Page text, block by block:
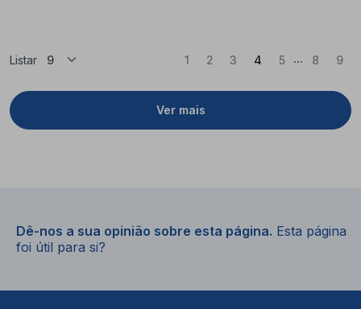
Listar
Ver mais
1 2 3 4 (Atual)
5 ... 8 9
Dê-nos a sua opinião sobre esta página. Esta página
foi útil para si?